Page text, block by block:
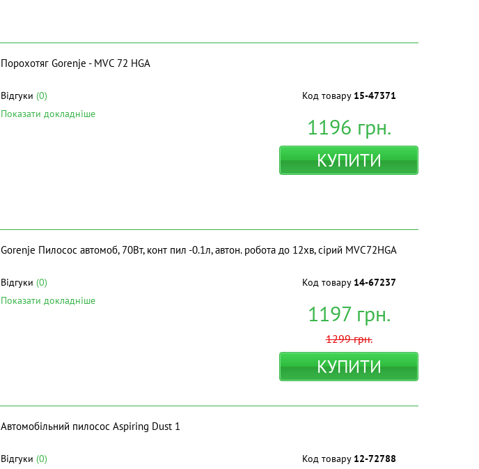
Порохотяг Gorenje - MVC 72 HGA
Відгуки (0)
Показати докладніше
Код товару 15-47371
1196 грн.
КУПИТИ
Gorenje Пилосос автомоб, 70Вт, конт пил -0.1л, автон. робота до 12хв, сірий MVC72HGA
Відгуки (0)
Показати докладніше
Код товару 14-67237
1197грн.
1299грн.
КУПИТИ
Автомобільний пилосос Aspiring Dust 1
Відгуки (0)
Код товару 12-72788